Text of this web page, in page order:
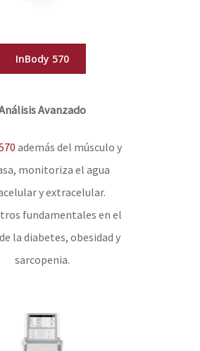
InBody 570
Avanzado
además del músculo y
monitoriza el agua
y extracelular.
fundamentales en el
la diabetes, obesidad y
sarcopenia.